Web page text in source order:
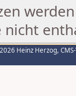
nicht
Heinz Herzog,